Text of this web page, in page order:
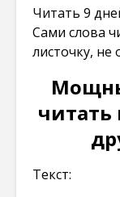
Читать 9
Сами слова
листочку, не
читать
Текст: